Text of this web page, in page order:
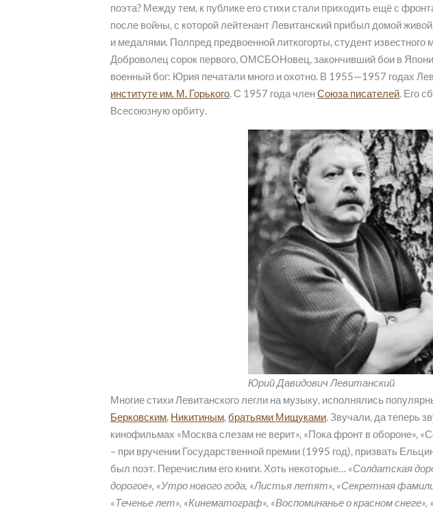
поэта? Между тем, к публике его стихи стали приходить ещё с
после войны, с которой лейтенант Левитанский прибыл домой
и медалями. Полпред предвоенной литкогорты, студент
Доброволец сорок первого, ОМСБОНовец, закончивший бои в
военный бог: Юрия печатали много и охотно. В 1955—1957 годах
институте им. М. Горького. С 1957 года членСоюза писателей. Его
Всесоюзную орбиту.
Юрий Давидович Левитанский
Многие стихи Левитанского легли на музыку, исполнялись
Берковским, Никитиным,братьями Мищуками. Звучали, да теперь
кинофильмах «Москва слезам не верит», «Пока фронт в обороне»,
– при вручении Государственной премии (1995 год), призвать
был поэт. Перечислим его книги. Хоть некоторые… «Солдатская
дорогое», «Утро нового года, «Листья летят», «Секретная
«Теченье лет», «Кинематограф», «Воспоминанье о красном